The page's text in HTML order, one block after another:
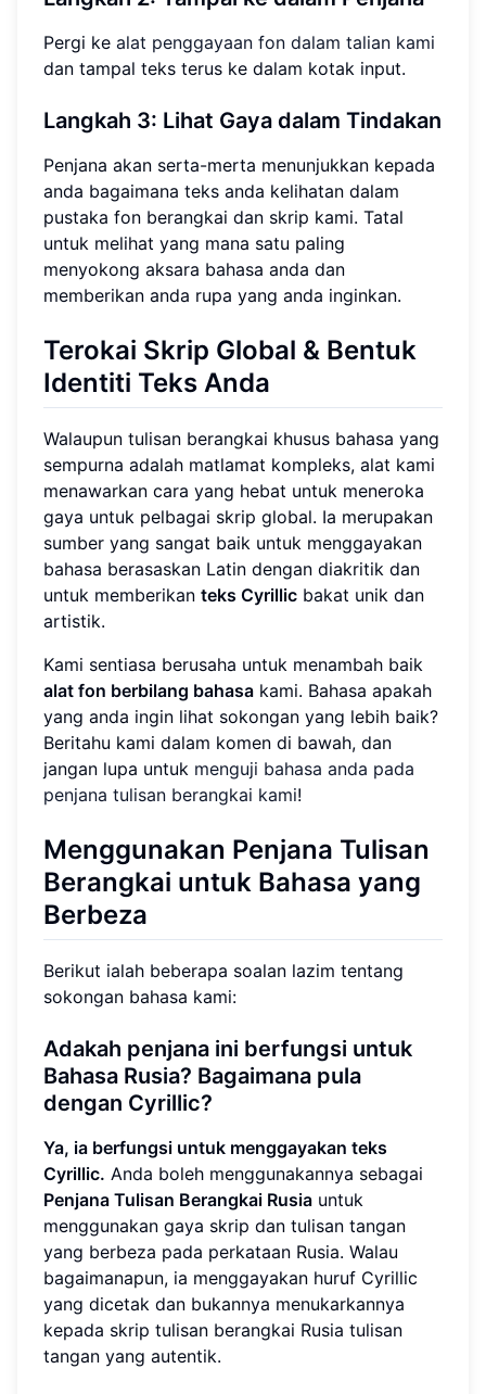
Pergi ke alat penggayaan fon dalam talian kami
dan tampal teks terus ke dalam kotak input.
Langkah 3: Lihat Gaya dalam Tindakan
Penjana akan serta-merta menunjukkan kepada
anda bagaimana teks anda kelihatan dalam
pustaka fon berangkai dan skrip kami. Tatal
untuk melihat yang mana satu paling
menyokong aksara bahasa anda dan
memberikan anda rupa yang anda inginkan.
Terokai Skrip Global & Bentuk
Identiti Teks Anda
Walaupun tulisan berangkai khusus bahasa yang
sempurna adalah matlamat kompleks, alat kami
menawarkan cara yang hebat untuk meneroka
gaya untuk pelbagai skrip global. Ia merupakan
sumber yang sangat baik untuk menggayakan
bahasa berasaskan Latin dengan diakritik dan
untuk memberikan teks Cyrillic bakat unik dan
artistik.
Kami sentiasa berusaha untuk menambah baik
alat fon berbilang bahasa kami. Bahasa apakah
yang anda ingin lihat sokongan yang lebih baik?
Beritahu kami dalam komen di bawah, dan
jangan lupa untuk menguji bahasa anda pada
penjana tulisan berangkai kami!
Menggunakan Penjana Tulisan
Berangkai untuk Bahasa yang
Berbeza
Berikut ialah beberapa soalan lazim tentang
sokongan bahasa kami:
Adakah penjana ini berfungsi untuk
Bahasa Rusia? Bagaimana pula
dengan Cyrillic?
Ya, ia berfungsi untuk menggayakan teks
Cyrillic. Anda boleh menggunakannya sebagai
Penjana Tulisan Berangkai Rusia untuk
menggunakan gaya skrip dan tulisan tangan
yang berbeza pada perkataan Rusia. Walau
bagaimanapun, ia menggayakan huruf Cyrillic
yang dicetak dan bukannya menukarkannya
kepada skrip tulisan berangkai Rusia tulisan
tangan yang autentik.